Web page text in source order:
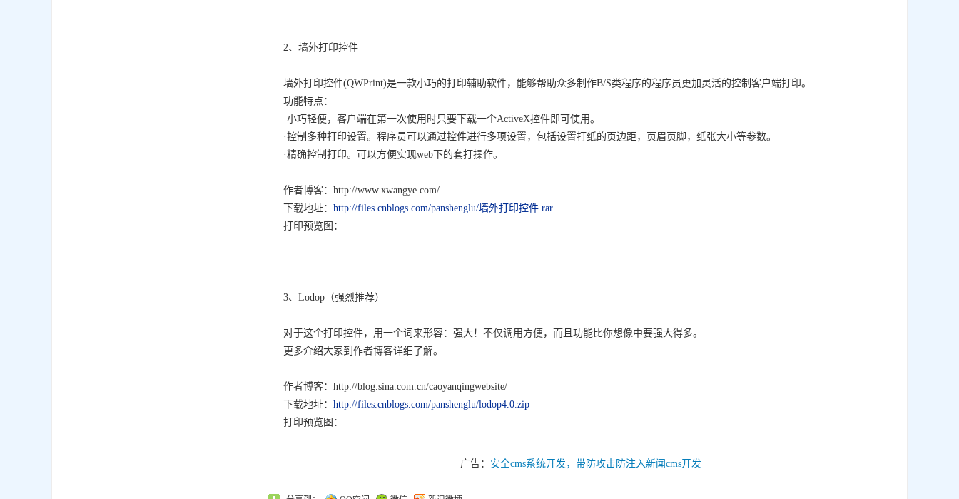
2、墙外打印控件
墙外打印控件(QWPrint)是一款小巧的打印辅助软件，能够帮助众多制作B/S类程序的程序员更加灵活的控制客户端打印。
功能特点：
·小巧轻便，客户端在第一次使用时只要下载一个ActiveX控件即可使用。
·控制多种打印设置。程序员可以通过控件进行多项设置，包括设置打纸的页边距，页眉页脚，纸张大小等参数。
·精确控制打印。可以方便实现web下的套打操作。
作者博客：http://www.xwangye.com/
下载地址： http://files.cnblogs.com/panshenglu/墙外打印控件.rar
打印预览图：
3、Lodop（强烈推荐）
对于这个打印控件，用一个词来形容：强大！不仅调用方便，而且功能比你想像中要强大得多。
更多介绍大家到作者博客详细了解。
作者博客：http://blog.sina.com.cn/caoyanqingwebsite/
下载地址： http://files.cnblogs.com/panshenglu/lodop4.0.zip
打印预览图：
广告： 安全cms系统开发，带防攻击防注入新闻cms开发